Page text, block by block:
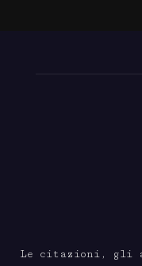
Le citazioni, gli